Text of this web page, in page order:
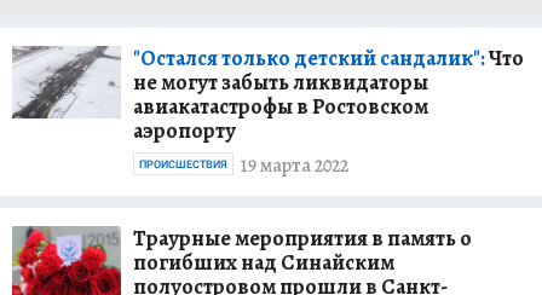
"Остался только детский сандалик":Что
не могут забыть ликвидаторы
авиакатастрофы в Ростовском
аэропорту
19 марта 2022
ПРОИСШЕСТВИЯ
Траурные мероприятия в память о
погибших над Синайским
полуостровом прошли в Санкт-